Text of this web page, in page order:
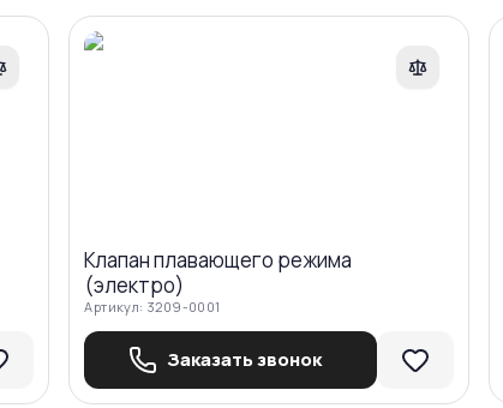
Клапан плавающего режима
(электро)
Артикул: 3209-0001
Заказать звонок